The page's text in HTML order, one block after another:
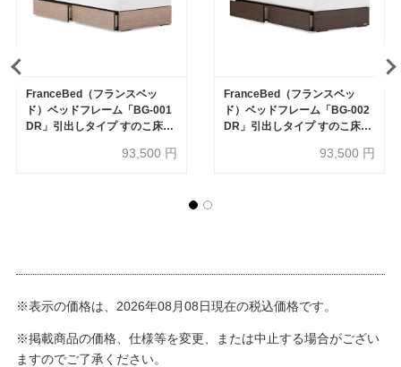
FranceBed（フランスベッ
ド）ベッドフレーム「BG-001
DR」引出しタイプ すのこ床板
93,500 円
FranceBed（フランスベッ
ド）ベッドフレーム「BG-002
DR」引出しタイプ すのこ床板
93,500 円
※表示の価格は、2026年08月08日現在の税込価格です。
※掲載商品の価格、仕様等を変更、または中止する場合がござい
ますのでご了承ください。